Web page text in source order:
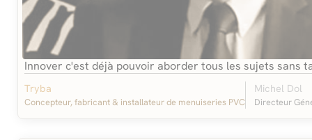
Innover c'est déjà pouvoir aborder tous les sujets sans
Tryba
Concepteur, fabricant & installateur de menuiseries PVC
Michel Dol
Directeur